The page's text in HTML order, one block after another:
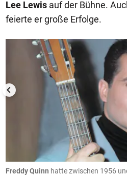
Lee Lewis auf der Bühne.
feierte er große Erfolge.
1/5
Freddy Quinn hatte zwischen 1956